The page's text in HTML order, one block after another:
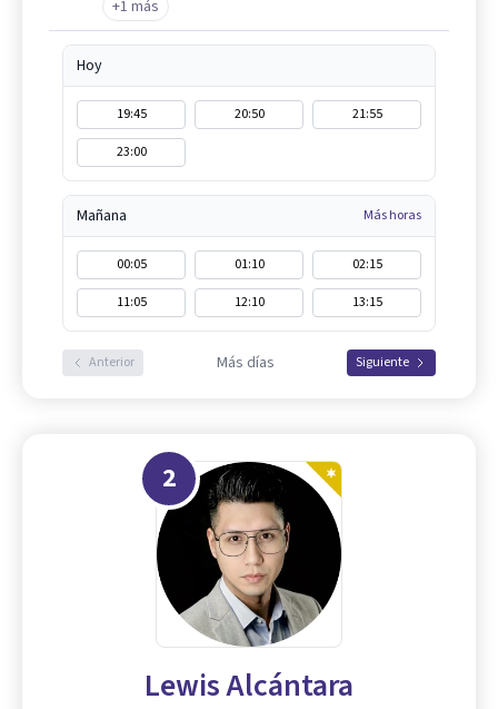
+1 más
Hoy
19:45 20:50
21:55
23:00
Mañana Más horas
00:05 01:10
02:15
11:05
12:10 13:15
Anterior Más días Siguiente
2
Lewis Alcántara